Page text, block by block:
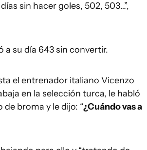
sin hacer goles, 502, 503…”,
a su día 643 sin convertir.
el entrenador italiano Vicenzo
en la selección turca, le habló
broma y le dijo: “¿Cuándo vas a